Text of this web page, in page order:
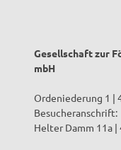
Gesellschaft zur
mbH
Ordeniederung 1 |
Besucheranschrift:
Helter Damm 11a |